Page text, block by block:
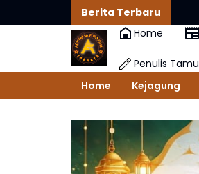
Berita Terbaru
Home
Penulis Tamu
Home
Kejagung